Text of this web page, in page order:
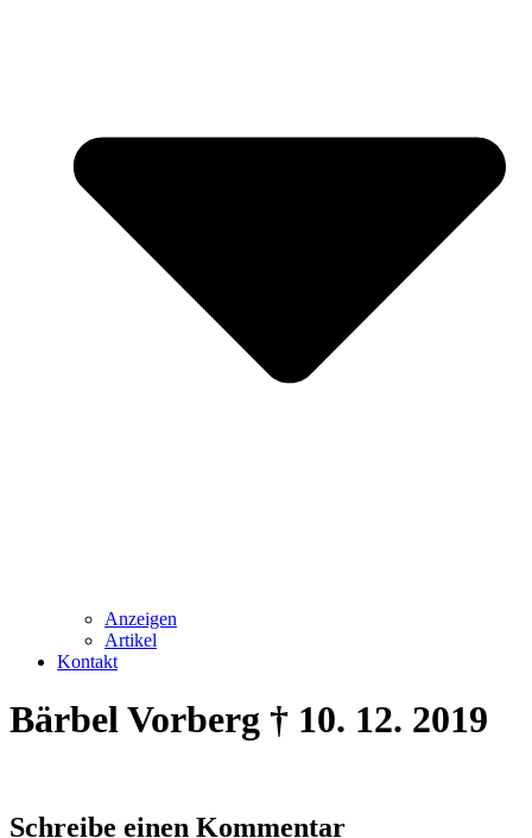
Anzeigen
Artikel
Kontakt
Bärbel Vorberg † 10. 12. 2019
Schreibe einen Kommentar